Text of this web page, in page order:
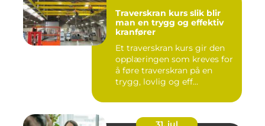
Traverskran kurs slik blir
man en trygg og effektiv
kranfører
Et traverskran kurs gir den
opplæringen som kreves for
å føre traverskran på en
trygg, lovlig og eff...